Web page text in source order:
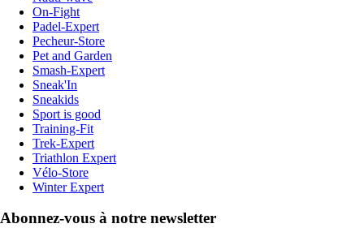
On-Fight
Padel-Expert
Pecheur-Store
Pet and Garden
Smash-Expert
Sneak'In
Sneakids
Sport is good
Training-Fit
Trek-Expert
Triathlon Expert
Vélo-Store
Winter Expert
Abonnez-vous à notre newsletter